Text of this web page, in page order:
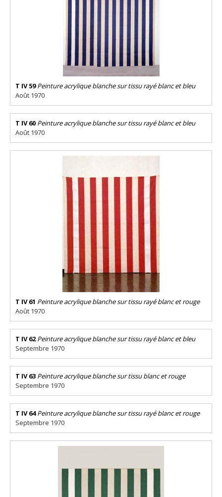
T IV 59 Peinture acrylique blanche sur tissu rayé blanc et bleu
Août 1970
T IV 60 Peinture acrylique blanche sur tissu rayé blanc et bleu
Août 1970
T IV 61 Peinture acrylique blanche sur tissu rayé blanc et rouge
Août 1970
T IV 62 Peinture acrylique blanche sur tissu rayé blanc et bleu
Septembre 1970
T IV 63 Peinture acrylique blanche sur tissu blanc et rouge
Septembre 1970
T IV 64 Peinture acrylique blanche sur tissu rayé blanc et rouge
Septembre 1970